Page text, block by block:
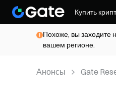
Купить
Похоже, вы заходите
вашем регионе.
Анонсы Gate